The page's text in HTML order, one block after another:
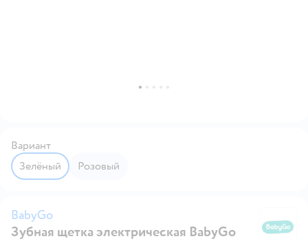
Вариант
Зелёный
Розовый
BabyGo
Зубная щетка электрическая BabyGo